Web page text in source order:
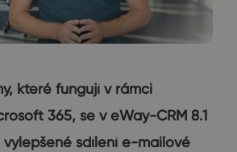
které fungují v rámci
365, se v eWay-CRM 8.1
sdílení e-mailové